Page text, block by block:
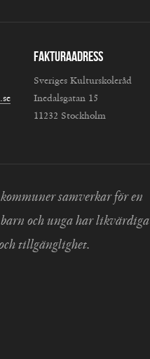
Fakturaadress
Sveriges Kulturskoleråd
Inedalsgatan 15
11232 Stockholm
samverkar för en
och unga har likvärdiga
tillgänglighet.